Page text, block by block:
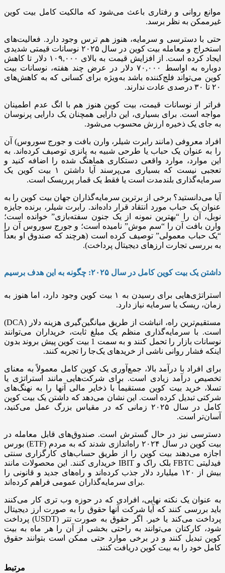
موانع روانی و رفتاری باعث می‌شود که مالکیت کامل بیت ‌کوین
غیرممکن به نظر برسد.
حتی با دسترسی و سرمایه، هنوز هم ترس وجود دارد. فعالیت‌های
استخراج و معامله بیت کوین در سال ۲۰۲۵ نوسانات قیمتی شدیدی
ایجاد کرده است. از افزایش قیمت به بالای ۱۰۹,۰۰۰ دلار تا کاهش
دوباره به اواسط ۷۰,۰۰۰ دلار در عرض چند هفته، نوسانات بیت
کوین می‌تواند فلج‌کننده باشد به‌ویژه برای کسانی که به کاهش‌های
۲۰ تا ۳۰ درصدی عادت ندارند.
فراتر از نوسانات قیمت، بیت ‌کوین هنوز هم با انگ عدم اطمینان
مواجه است. برای بسیاری، این دارایی همچنان یک دارایی پرنوسان
به جای یک ذخیره ارزش محسوب می‌شود.
افراد معروفی (مانند رابرت شیلر، وارن بافت و جورج سوروس) آن
را به عنوان یک حباب یا طرحی شبیه به پانزی توصیف کرده‌اند. به
این موارد، موارد واقعی دستکاری هماهنگ شده را اضافه کنید و
تعجبی نیست که بسیاری می‌پرسند آیا داشتن ۱ بیت کوین یک
سرمایه‌گذاری بلندمدت است یا فقط یک قمار پرریسک است.
آیا می‌دانستید؟ برخی از برترین سرمایه‌گذاران جهان بیت ‌کوین را به
عنوان یک حباب مورد انتقاد قرار داده‌اند. رابرت شیلر، برنده جایزه
نوبل، آن را “بهترین نمونه از یک جنون سفته‌بازی” خوانده است؛
وارن بافت آن را “سم موش” نامیده است؛ و جورج سوروس آن را
“یک حباب معمولی” توصیف کرده است (هرچند که صندوق او بعداً
به بررسی تجارت ارزهای دیجیتال پرداخت).
داشتن یک بیت کوین کامل در سال ۲۰۲۵: چگونه به این هدف برسیم
استراتژی‌هایی برای رسیدن به ۱ بیت کوین وجود دارد، اما هنوز به
زمان، ریسک یا سرمایه نیاز دارد.
مستقیم‌ترین راه، انباشت از طریق میانگین‌گیری هزینه دلار (DCA
)
است. با سرمایه‌گذاری منظم یک مبلغ ثابت، خریداران می‌توانند
نوسانات بازار را تحمل کنند و به سمت 1 بیت ‌کوین پیش بروند بدون
اینکه فشار روانی ناشی از خریدهای یک‌جا را تجربه کنند.
برای افراد با درآمد بالا، جمع‌آوری یک کوین کامل معمولاً به معنای
تخصیص درآمد زیادی است. برای شرکت‌هایی مانند استراتژی یا
تسلا، خرید بیت کوین مستقیماً با ذخایر مالی آنها را به نهنگ‌های
شرکتی تبدیل کرده است. این نشان می‌دهد که داشتن یک بیت کوین
کامل در سال ۲۰۲۵ زمانی که در مقیاس بزرگ عمل می‌کنید،
آسان‌تر است.
دسترسی نیز در حال گسترش است. صندوق‌های قابل معامله در
بورس (ETF) بیت کوین در سال ۲۰۲۴ راه‌اندازی شدند که به مردم
اجازه می‌دهند بیت کوین را از طریق حساب‌های کارگزاری سنتی
خریداری کنند. این محصولات مانند IBIT بلک راک و FBTC فیدلیتی
بیش از ۱۲۰ میلیارد دلار جذب کرده‌اند و راه‌های جدید و قانونی را
برای سرمایه‌گذاران عمومی فراهم کرده‌اند.
به عنوان یک نکته نهایی، افرادی که در حوزه وب تری کار می‌کنند
باید بررسی کنند که آیا شرکت آنها حقوق را به صورت ارز دیجیتال
پرداخت می‌کند یا خیر. اگر حقوق به صورتتتر (USDT
)پرداخت
شود، کارکنان می‌توانند به راحتی بخشی از آن را هر ماه به بیت
‌کوین تبدیل کنند و در برخی موارد حتی ممکن است بتوانند حقوق
کامل خود را به بیت ‌کوین دریافت کنند.
مرتبط